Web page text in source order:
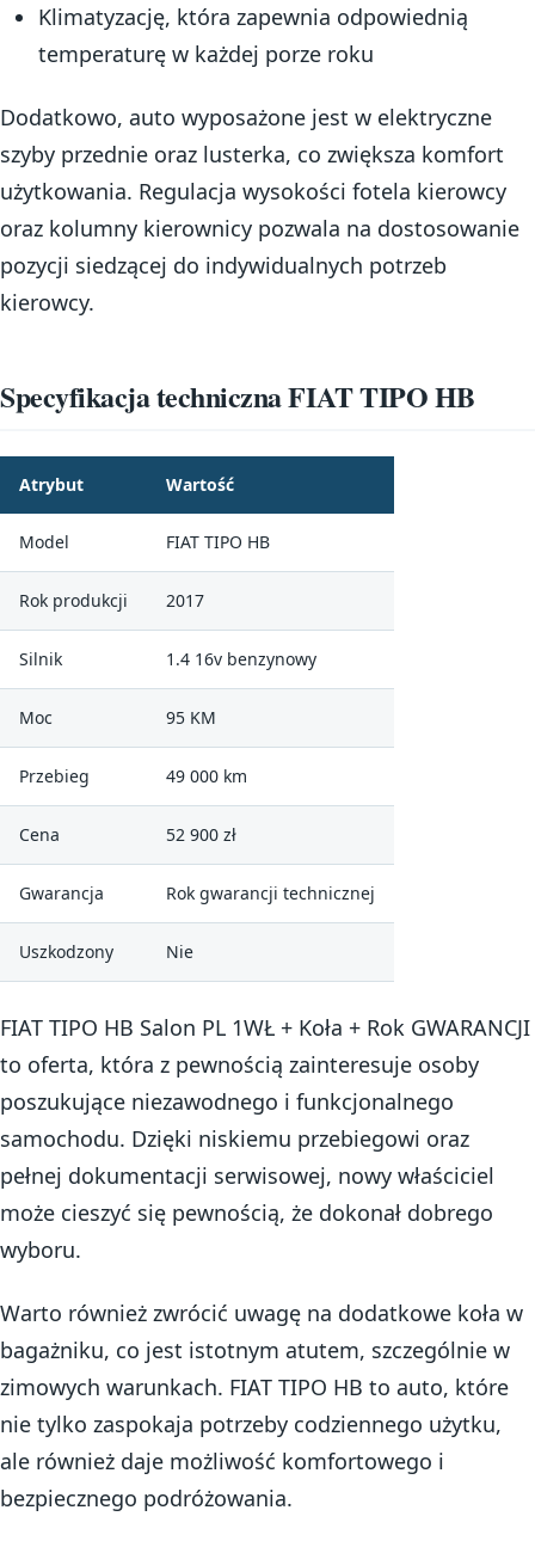
Klimatyzację, która zapewnia odpowiednią
temperaturę w każdej porze roku
Dodatkowo, auto wyposażone jest w elektryczne
szyby przednie oraz lusterka, co zwiększa komfort
użytkowania. Regulacja wysokości fotela kierowcy
oraz kolumny kierownicy pozwala na dostosowanie
pozycji siedzącej do indywidualnych potrzeb
kierowcy.
Specyfikacja techniczna FIAT TIPO HB
Atrybut Wartość
Model FIAT TIPO HB
Rok produkcji 2017
Silnik 1.4 16v benzynowy
Moc 95 KM
Przebieg 49 000 km
Cena 52 900 zł
Gwarancja Rok gwarancji technicznej
Uszkodzony Nie
FIAT TIPO HB Salon PL 1WŁ + Koła + Rok GWARANCJI
to oferta, która z pewnością zainteresuje osoby
poszukujące niezawodnego i funkcjonalnego
samochodu. Dzięki niskiemu przebiegowi oraz
pełnej dokumentacji serwisowej, nowy właściciel
może cieszyć się pewnością, że dokonał dobrego
wyboru.
Warto również zwrócić uwagę na dodatkowe koła w
bagażniku, co jest istotnym atutem, szczególnie w
zimowych warunkach. FIAT TIPO HB to auto, które
nie tylko zaspokaja potrzeby codziennego użytku,
ale również daje możliwość komfortowego i
bezpiecznego podróżowania.